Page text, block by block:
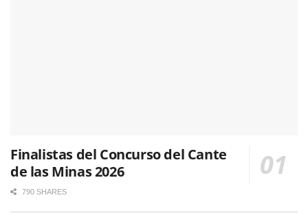
Finalistas del Concurso del Cante
de las Minas 2026
790 SHARES